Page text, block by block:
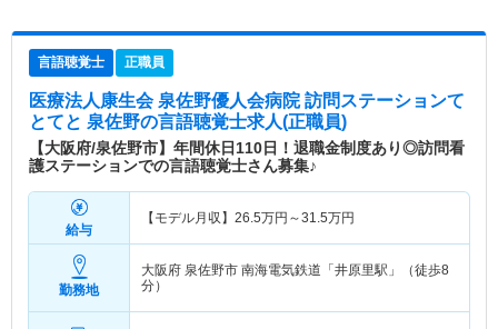
言語聴覚士 正職員
医療法人康生会 泉佐野優人会病院 訪問ステーションて
とてと 泉佐野の言語聴覚士求人(正職員)
【大阪府/泉佐野市】年間休日110日！退職金制度あり◎訪問看
護ステーションでの言語聴覚士さん募集♪
給与
【モデル月収】 26.5万円～31.5万円
勤務地
大阪府 泉佐野市 南海電気鉄道「井原里駅」（徒歩8
分）